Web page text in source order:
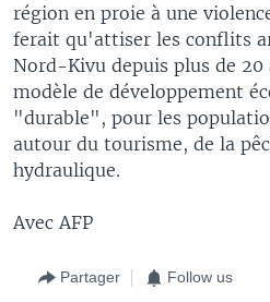
région en proie à une
ferait qu'attiser les conflits
Nord-Kivu depuis plus de 20
modèle de développement
"durable", pour les
autour du tourisme, de la
hydraulique.
Avec AFP
Partager Follow us